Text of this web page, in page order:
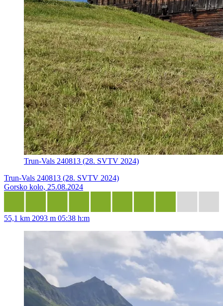
Trun-Vals 240813 (28. SVTV 2024)
Trun-Vals 240813 (28. SVTV 2024)
Gorsko kolo, 25.08.2024
55,1 km 2093 m 05:38 h:m